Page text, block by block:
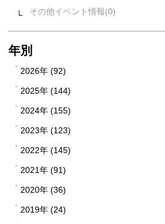
その他イベント情報
年別
2026年 (92)
2025年 (144)
2024年 (155)
2023年 (123)
2022年 (145)
2021年 (91)
2020年 (36)
2019年 (24)